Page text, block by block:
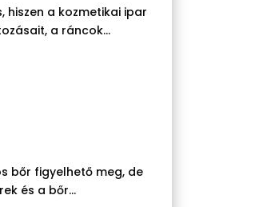
a kozmetikai ipar
a ráncok...
bőr figyelhető meg, de
és a bőr...